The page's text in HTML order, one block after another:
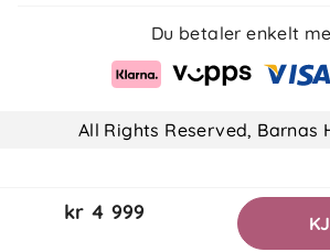
Du betaler enkelt
All Rights Reserved, Barnas
kr 4 999